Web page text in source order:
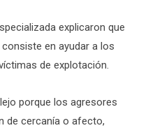
explicaron que
en ayudar a los
de explotación.
porque los agresores
de cercanía o afecto,